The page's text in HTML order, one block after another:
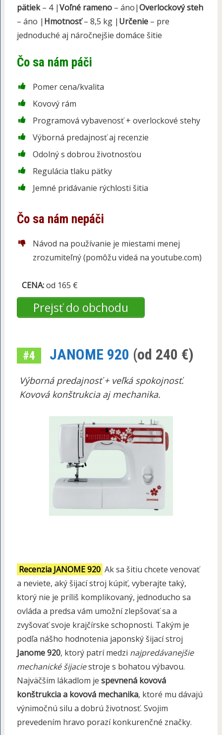
pätiek– 4 |Voľné rameno– áno|Overlockový steh
– áno | Hmotnosť– 8,5 kg | Určenie– pre
jednoduché aj náročnejšie domáce šitie
Čo sa nám páči
Pomer cena/kvalita
Kovový rám
Programová vybavenosť + overlockové stehy
Výborná predajnosť aj recenzie
Odolný s dobrou životnosťou
Regulácia tlaku pätky
Jemné pridávanie rýchlosti šitia
Čo sa nám nepáči
Návod na používanie je miestami menej
zrozumiteľný (pomôžu videá na youtube.com)
CENA:od 165 €
Prejsť do obchodu
#4 JANOME 920 (od 240 €)
Výborná predajnosť + veľká spokojnosť.
Kovová konštrukcia aj mechanika.
Recenzia JANOME 920 Ak sa šitiu chcete venovať
a neviete, aký šijací stroj kúpiť, vyberajte taký,
ktorý nie je príliš komplikovaný, jednoducho sa
ovláda a predsa vám umožní zlepšovať sa a
zvyšovať svoje krajčírske schopnosti. Takým je
podľa nášho hodnotenia japonský šijací stroj
Janome 920, ktorý patrí medzi najpredávanejšie
mechanické šijaciestroje s bohatou výbavou.
Najväčším lákadlom je spevnená kovová
konštrukcia a kovová mechanika, ktoré mu dávajú
výnimočnú silu a dobrú životnosť. Svojim
prevedením hravo porazí konkurenčné značky.